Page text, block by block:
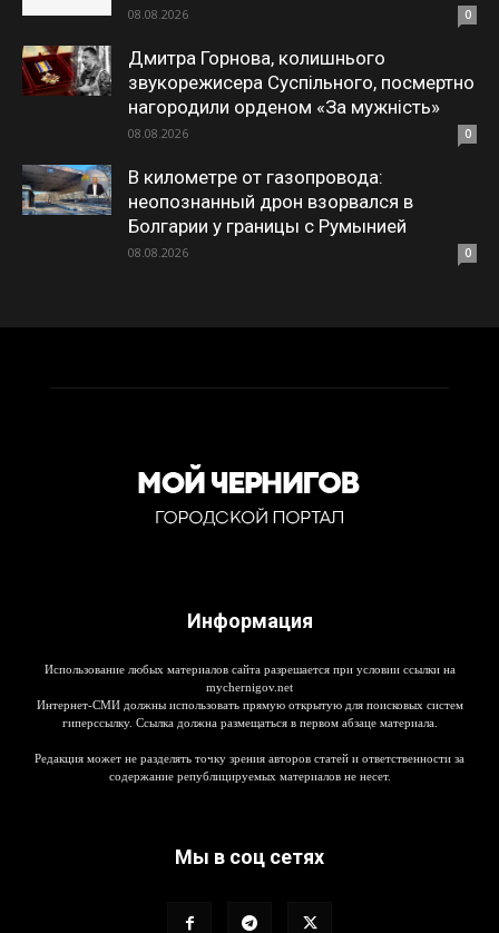
08.08.2026 0
Дмитра Горнова, колишнього
звукорежисера Суспільного, посмертно
нагородили орденом «За мужність»
08.08.2026 0
В километре от газопровода:
неопознанный дрон взорвался в
Болгарии у границы с Румынией
08.08.2026 0
Информация
Использование любых материалов сайта разрешается при условии ссылки на
mychernigov.net
Интернет-СМИ должны использовать прямую открытую для поисковых систем
гиперссылку. Ссылка должна размещаться в первом абзаце материала.
Редакция может не разделять точку зрения авторов статей и ответственности за
содержание републицируемых материалов не несет.
Мы в соц сетях